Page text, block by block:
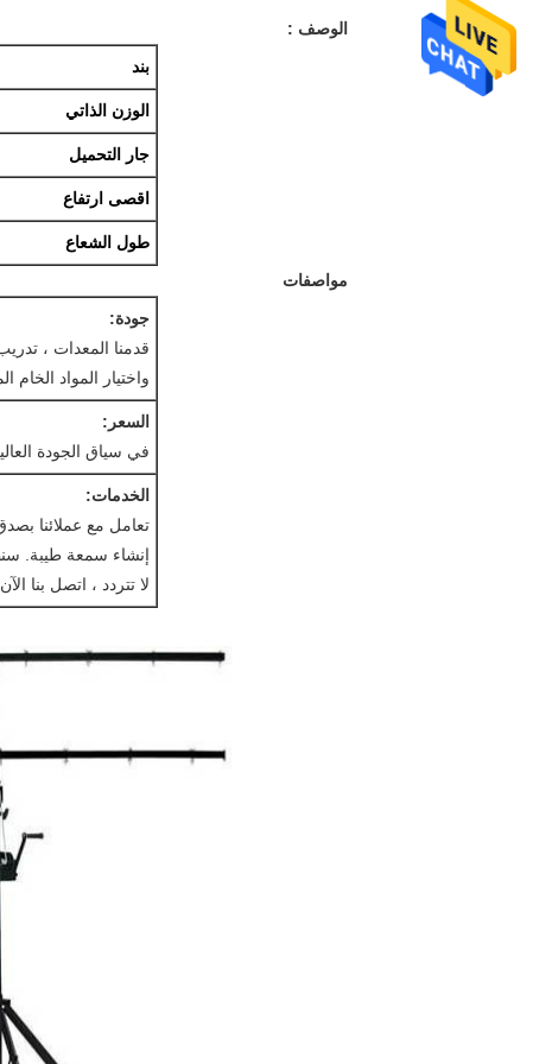
الوصف :
بند
الوزن الذاتي
جار التحميل
اقصى ارتفاع
طول الشعاع
مواصفات
جودة:
قدمنا ​​المعدات ،
واختيار المواد
السعر:
في سياق الجودة
الخدمات:
تعامل مع عملائنا
إنشاء سمعة طيبة.
لا تتردد ، اتصل بنا